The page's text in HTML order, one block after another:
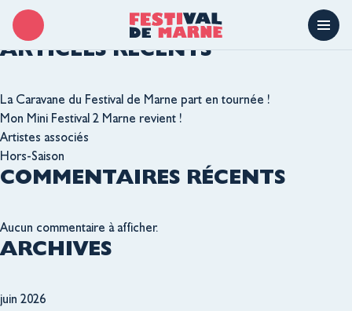
Rechercher
Rechercher
ARTICLES RÉCENTS
La Caravane du Festival de Marne part en tournée !
Mon Mini Festival 2 Marne revient !
Artistes associés
Hors-Saison
COMMENTAIRES RÉCENTS
Aucun commentaire à afficher.
ARCHIVES
juin 2026